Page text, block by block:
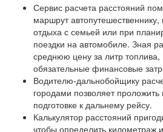
Сервис расчета расстояний
маршрут
отдыха с семьей или при
поездки на автомобиле. Зная
среднюю цену за литр топлива,
обязательные финансовые
Водителю-дальнобойщику
городами позволяет
подготовке к дальнему рейсу.
Калькулятор расстояний
чтобы определить километраж